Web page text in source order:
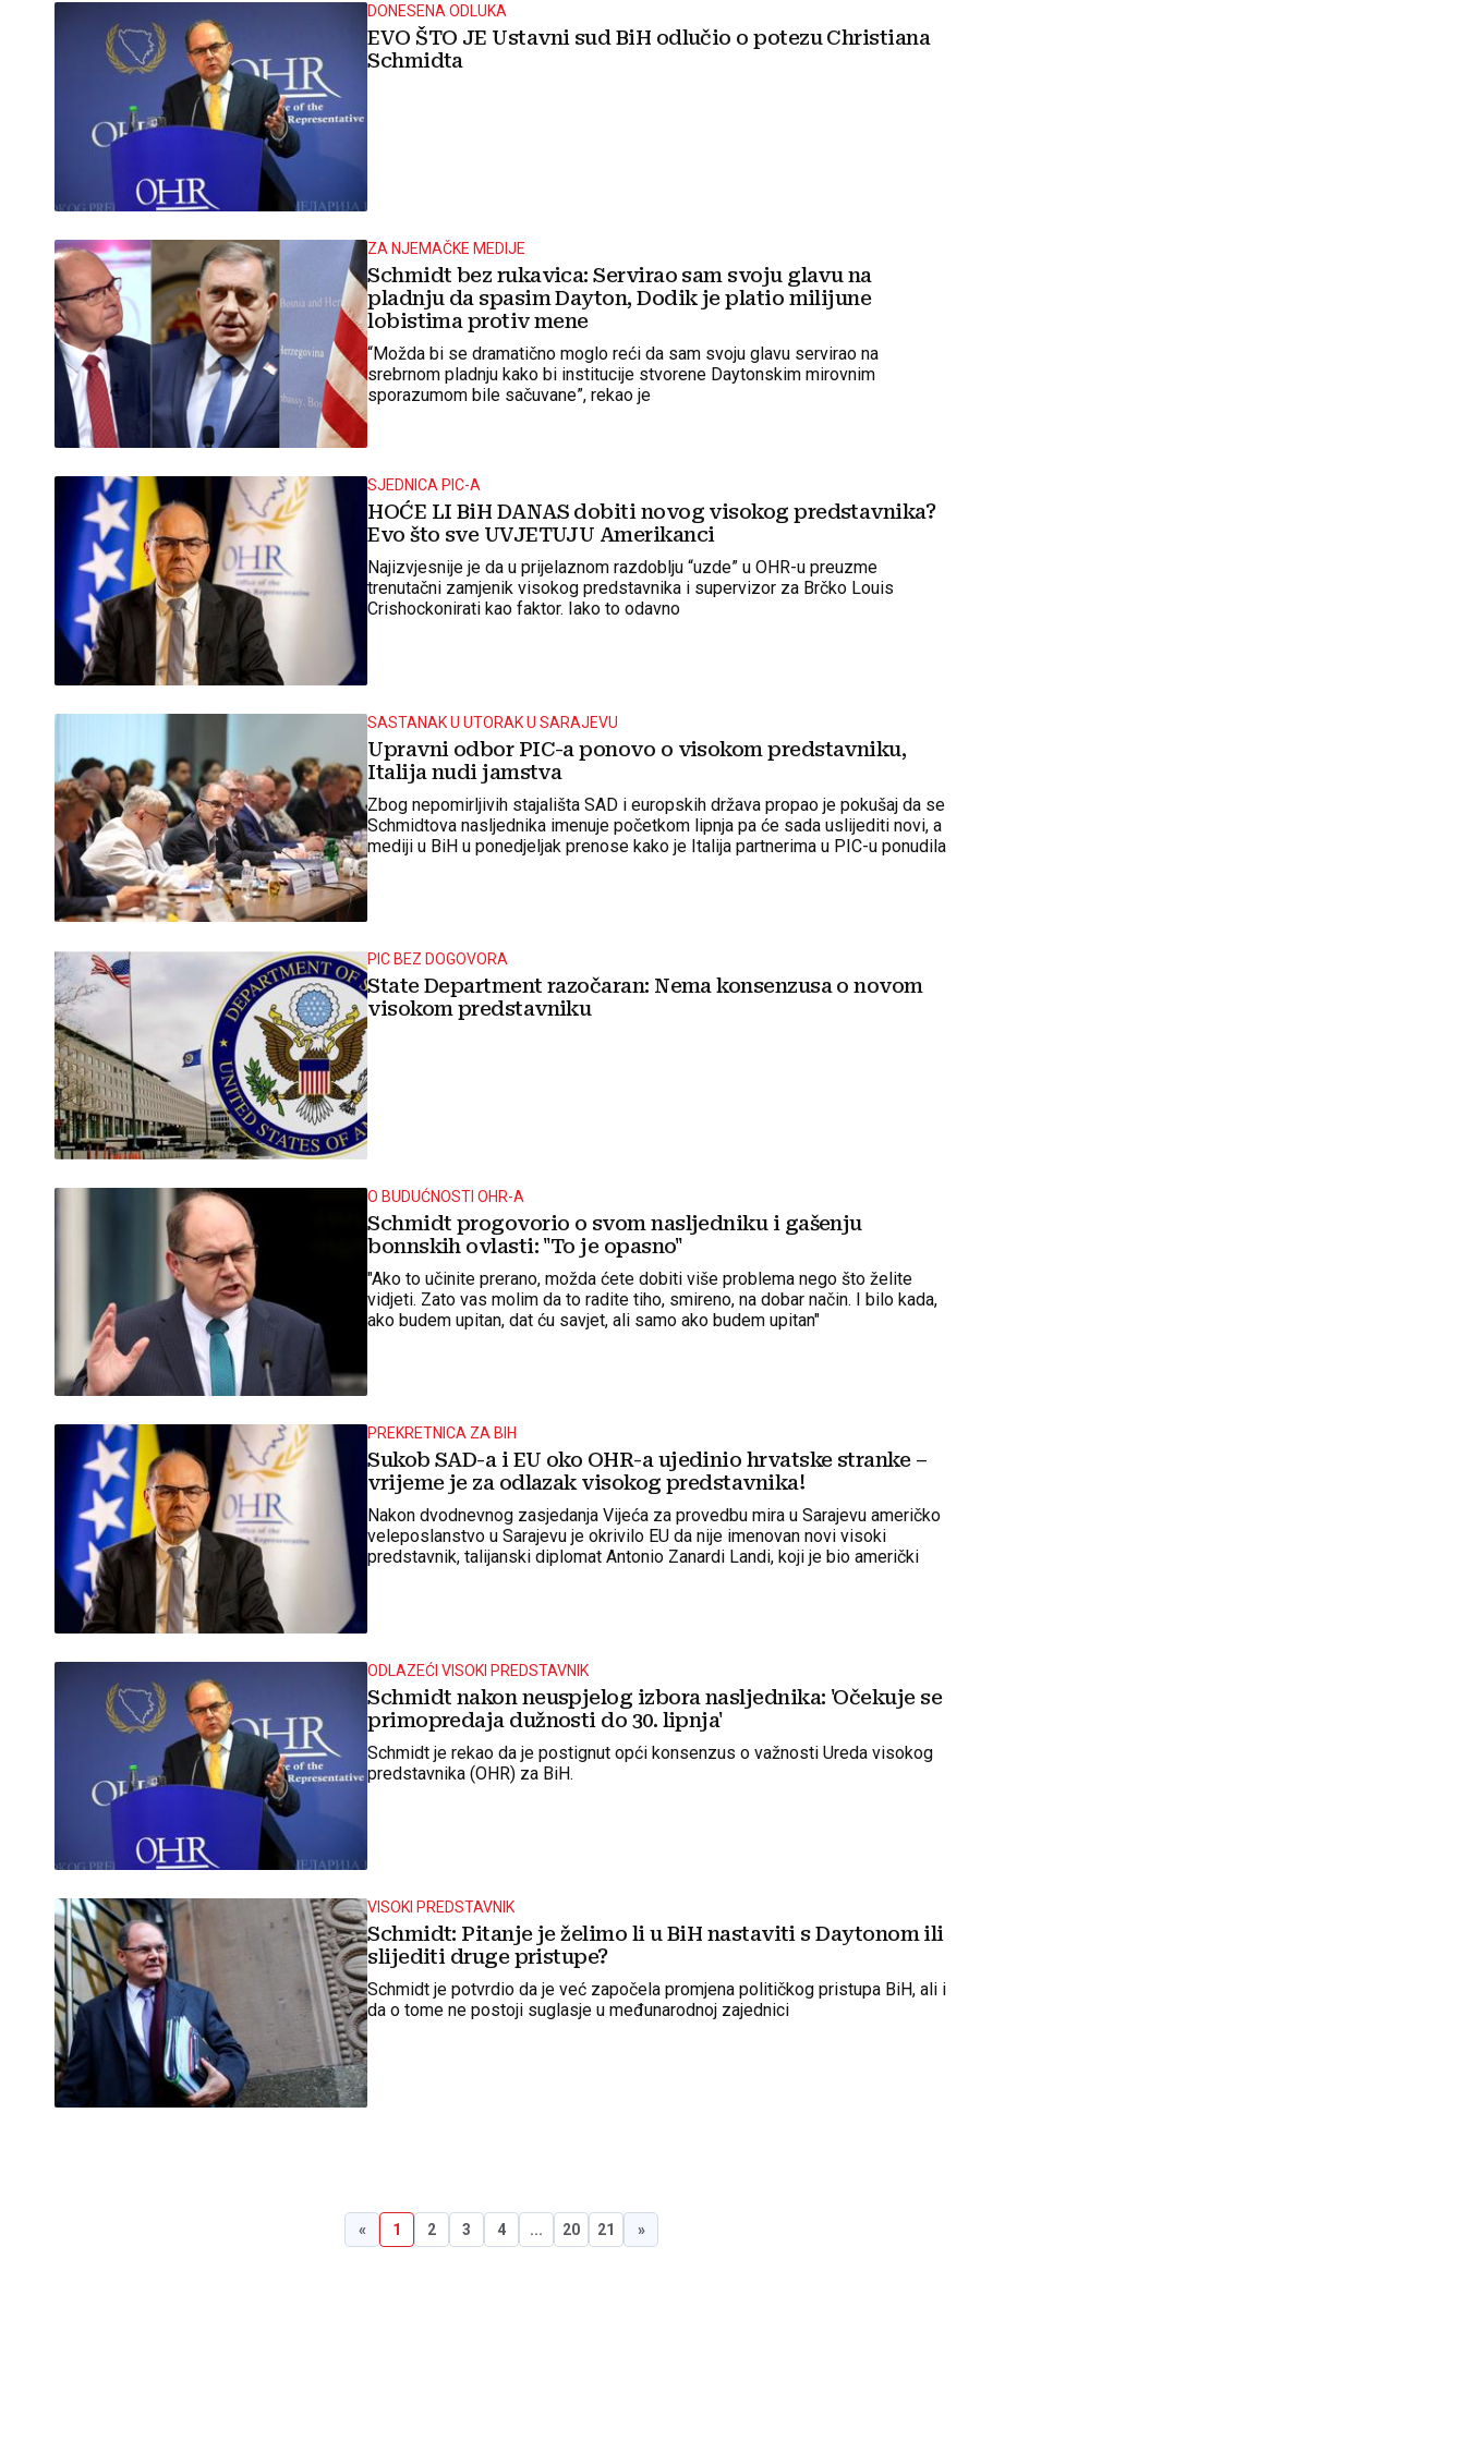
DONESENA ODLUKA
EVO ŠTO JE Ustavni sud BiH odlučio o potezu Christiana
Schmidta
ZA NJEMAČKE MEDIJE
Schmidt bez rukavica: Servirao sam svoju glavu na
pladnju da spasim Dayton, Dodik je platio milijune
lobistima protiv mene
“Možda bi se dramatično moglo reći da sam svoju glavu servirao na
srebrnom pladnju kako bi institucije stvorene Daytonskim mirovnim
sporazumom bile sačuvane”, rekao je
SJEDNICA PIC-A
HOĆE LI BiH DANAS dobiti novog visokog predstavnika?
Evo što sve UVJETUJU Amerikanci
Najizvjesnije je da u prijelaznom razdoblju “uzde” u OHR-u preuzme
trenutačni zamjenik visokog predstavnika i supervizor za Brčko Louis
Crishockonirati kao faktor. Iako to odavno
SASTANAK U UTORAK U SARAJEVU
Upravni odbor PIC-a ponovo o visokom predstavniku,
Italija nudi jamstva
Zbog nepomirljivih stajališta SAD i europskih država propao je pokušaj da se
Schmidtova nasljednika imenuje početkom lipnja pa će sada uslijediti novi, a
mediji u BiH u ponedjeljak prenose kako je Italija partnerima u PIC-u ponudila
PIC BEZ DOGOVORA
State Department razočaran: Nema konsenzusa o novom
visokom predstavniku
O BUDUĆNOSTI OHR-A
Schmidt progovorio o svom nasljedniku i gašenju
bonnskih ovlasti: "To je opasno"
"Ako to učinite prerano, možda ćete dobiti više problema nego što želite
vidjeti. Zato vas molim da to radite tiho, smireno, na dobar način. I bilo kada,
ako budem upitan, dat ću savjet, ali samo ako budem upitan"
PREKRETNICA ZA BIH
Sukob SAD-a i EU oko OHR-a ujedinio hrvatske stranke –
vrijeme je za odlazak visokog predstavnika!
Nakon dvodnevnog zasjedanja Vijeća za provedbu mira u Sarajevu američko
veleposlanstvo u Sarajevu je okrivilo EU da nije imenovan novi visoki
predstavnik, talijanski diplomat Antonio Zanardi Landi, koji je bio američki
ODLAZEĆI VISOKI PREDSTAVNIK
Schmidt nakon neuspjelog izbora nasljednika: 'Očekuje se
primopredaja dužnosti do 30. lipnja'
Schmidt je rekao da je postignut opći konsenzus o važnosti Ureda visokog
predstavnika (OHR) za BiH.
VISOKI PREDSTAVNIK
Schmidt: Pitanje je želimo li u BiH nastaviti s Daytonom ili
slijediti druge pristupe?
Schmidt je potvrdio da je već započela promjena političkog pristupa BiH, ali i
da o tome ne postoji suglasje u međunarodnoj zajednici
« 1 2 3 4 ... 20 21 »